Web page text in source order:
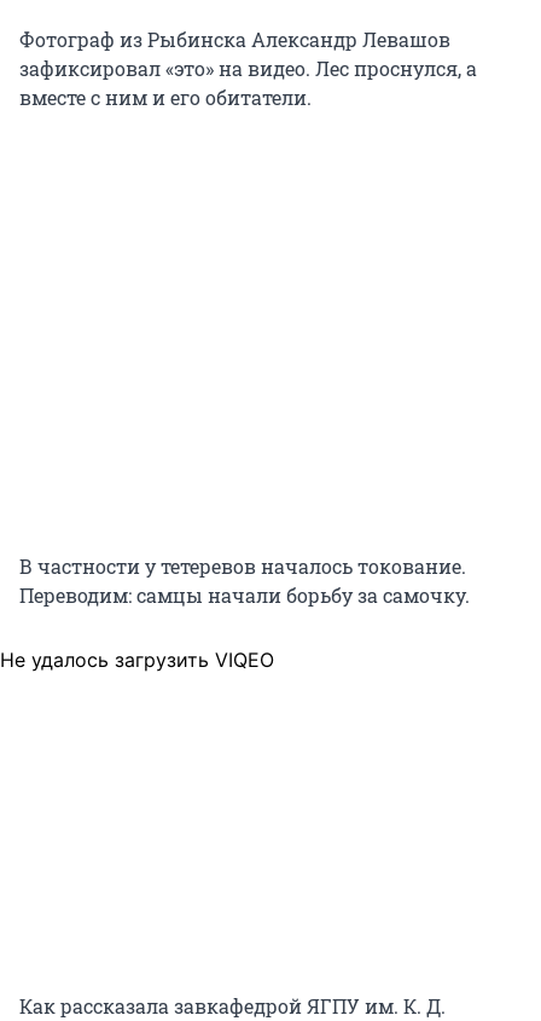
Фотограф из Рыбинска Александр Левашов
зафиксировал «это» на видео. Лес проснулся, а
вместе с ним и его обитатели.
В частности у тетеревов началось токование.
Переводим: самцы начали борьбу за самочку.
Не удалось загрузить VIQEO
Как рассказала завкафедрой ЯГПУ им. К. Д.